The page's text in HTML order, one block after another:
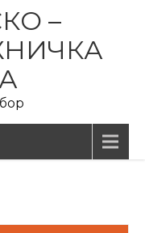
–